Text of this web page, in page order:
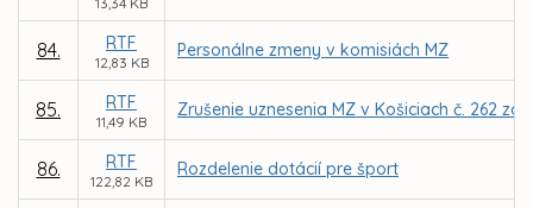
84. RTF
12,83 KB
Personálne zmeny v komisiách MZ
85. RTF
11,49 KB
Zrušenie uznesenia MZ v Košiciach č. 262 zo
86. RTF
122,82 KB
Rozdelenie dotácií pre šport